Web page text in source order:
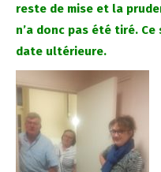
reste de mise et la
n’a donc pas été tiré.
date ultérieure.